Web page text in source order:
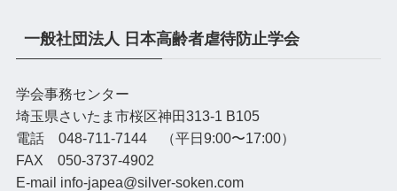
一般社団法人 日本高齢者虐待防止学会
学会事務センター
埼玉県さいたま市桜区神田313-1 B105
電話 048-711-7144 （平日9:00〜17:00）
FAX 050-3737-4902
E-mail info-japea@silver-soken.com